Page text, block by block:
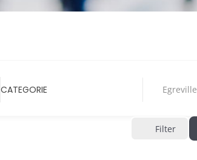
CATEGORIE Egreville
Filter